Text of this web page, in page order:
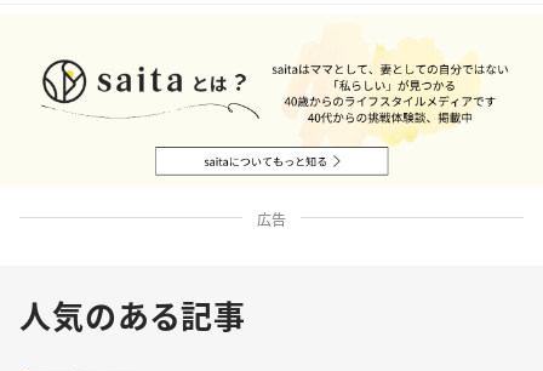
広告
人気のある記事